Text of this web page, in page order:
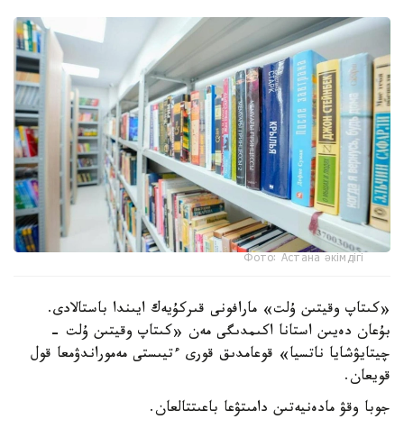
Фото: Астана әкімдігі
«كىتاپ وقيتىن ۇلت» مارافونى قىركۇيەك ايىندا باستالادى.
بۇعان دەيىن استانا اكىمدىگى مەن «كىتاپ وقيتىن ۇلت -
چيتايۋشايا ناتسيا» قوعامدىق قورى ءتيىستى مەموراندۋمعا قول
قويعان.
جوبا وقۋ مادەنيەتىن دامىتۋعا باعىتتالعان.